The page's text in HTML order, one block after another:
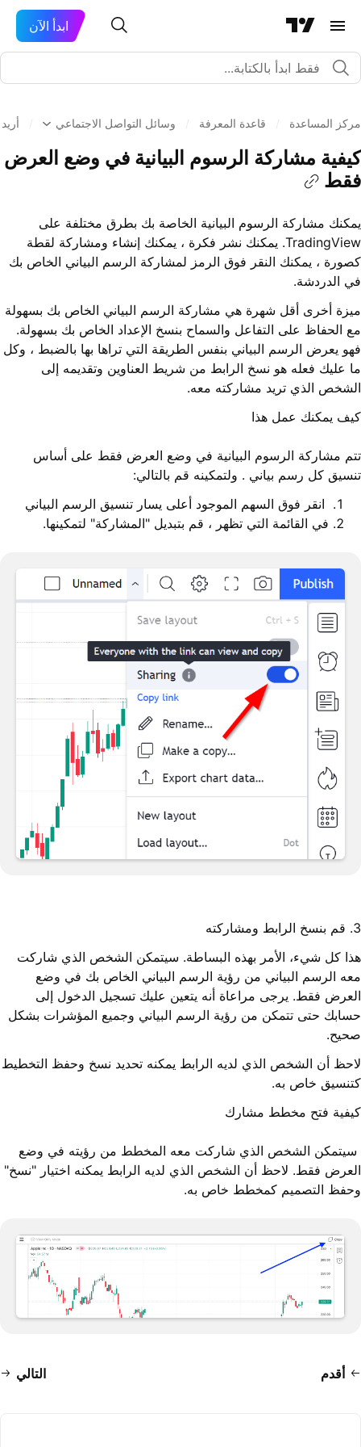
ابدأ الآن
مركز المساعدة قاعدة المعرفة وسائل التواصل الاجتماعي
كيفية مشاركة الرسوم البيانية في وضع العرض
فقط
يمكنك مشاركة الرسوم البيانية الخاصة بك بطرق مختلفة على
TradingView. يمكنك نشر فكرة ، يمكنك إنشاء ومشاركة لقطة
كصورة ، يمكنك النقر فوق الرمز لمشاركة الرسم البياني الخاص بك
في الدردشة.
ميزة أخرى أقل شهرة هي مشاركة الرسم البياني الخاص بك بسهولة
مع الحفاظ على التفاعل والسماح بنسخ الإعداد الخاص بك بسهولة.
فهو يعرض الرسم البياني بنفس الطريقة التي تراها بها بالضبط ، وكل
ما عليك فعله هو نسخ الرابط من شريط العناوين وتقديمه إلى
الشخص الذي تريد مشاركته معه.
كيف يمكنك عمل هذا
تتم مشاركة الرسوم البيانية في وضع العرض فقط على أساس
تنسيق كل رسم بياني . ولتمكينه قم بالتالي:
انقر فوق السهم الموجود أعلى يسار تنسيق الرسم البياني
في القائمة التي تظهر ، قم بتبديل "المشاركة" لتمكينها.
3. قم بنسخ الرابط ومشاركته
هذا كل شيء، الأمر بهذه البساطة. سيتمكن الشخص الذي شاركت
معه الرسم البياني من رؤية الرسم البياني الخاص بك في وضع
العرض فقط. يرجى مراعاة أنه يتعين عليك تسجيل الدخول إلى
حسابك حتى تتمكن من رؤية الرسم البياني وجميع المؤشرات بشكل
صحيح.
لاحظ أن الشخص الذي لديه الرابط يمكنه تحديد نسخ وحفظ التخطيط
كتنسيق خاص به.
كيفية فتح مخطط مشارك
سيتمكن الشخص الذي شاركت معه المخطط من رؤيته في وضع
العرض فقط. لاحظ أن الشخص الذي لديه الرابط يمكنه اختيار "نسخ"
وحفظ التصميم كمخطط خاص به.
أقدم التالي